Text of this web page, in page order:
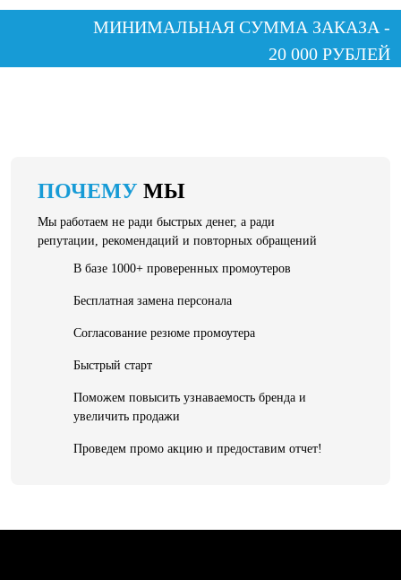
МИНИМАЛЬНАЯ СУММА ЗАКАЗА -
20 000 РУБЛЕЙ
ПОЧЕМУ МЫ
Мы работаем не ради быстрых денег, а ради
репутации, рекомендаций и повторных обращений
В базе 1000+ проверенных промоутеров
Бесплатная замена персонала
Согласование резюме промоутера
Быстрый старт
Поможем повысить узнаваемость бренда и
увеличить продажи
Проведем промо акцию и предоставим отчет!